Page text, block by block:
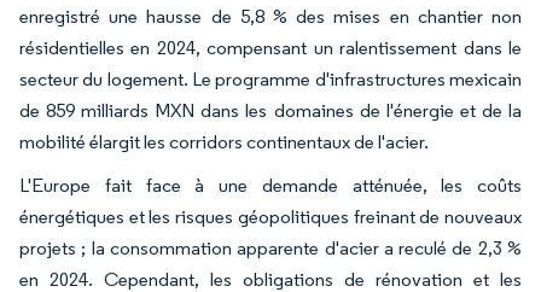
enregistré une hausse de 5,8 % des mises en chantier non
résidentielles en 2024, compensant un ralentissement dans le
secteur du logement. Le programme d'infrastructures mexicain
de 859 milliards MXN dans les domaines de l'énergie et de la
mobilité élargit les corridors continentaux de l'acier.
L'Europe fait face à une demande atténuée, les coûts
énergétiques et les risques géopolitiques freinant de nouveaux
projets ; la consommation apparente d'acier a reculé de 2,3 %
en 2024. Cependant, les obligations de rénovation et les